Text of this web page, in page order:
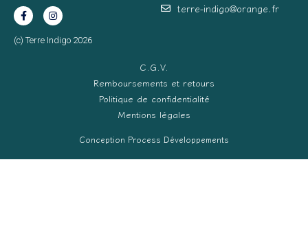
(c) Terre Indigo 2026
terre-indigo@orange.fr
C.G.V.
Remboursements et retours
Politique de confidentialité
Mentions légales
Conception Process Développements